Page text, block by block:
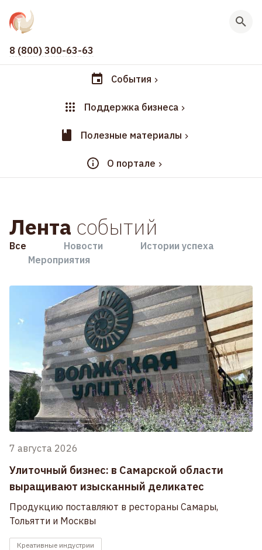
8 (800) 300-63-63
События
Поддержка бизнеса
Полезные материалы
О портале
Лента событий
Все Новости
Истории успеха
Мероприятия
7 августа 2026
Улиточный бизнес: в Самарской области
выращивают изысканный деликатес
Продукцию поставляют в рестораны Самары,
Тольятти и Москвы
Креативные индустрии